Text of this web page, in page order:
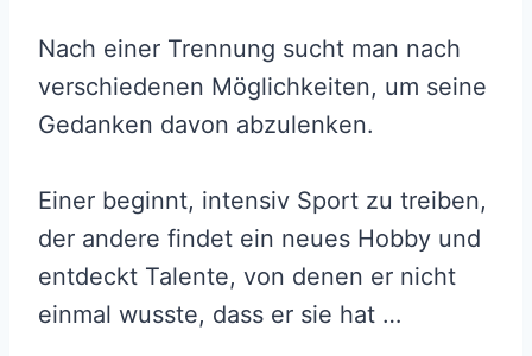
Nach einer Trennung sucht man nach
verschiedenen Möglichkeiten, um seine
Gedanken davon abzulenken.
Einer beginnt, intensiv Sport zu treiben,
der andere findet ein neues Hobby und
entdeckt Talente, von denen er nicht
einmal wusste, dass er sie hat …